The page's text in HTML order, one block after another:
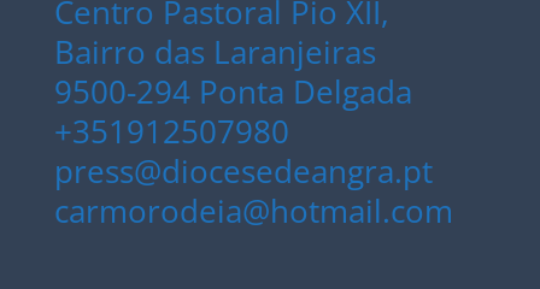
Centro Pastoral Pio XII,
Bairro das Laranjeiras
9500-294 Ponta Delgada
+351912507980
press@diocesedeangra.pt
carmorodeia@hotmail.com